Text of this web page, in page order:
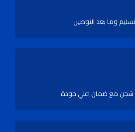
وما بعد التوصيل
شحن مع ضمان اعلي جودة